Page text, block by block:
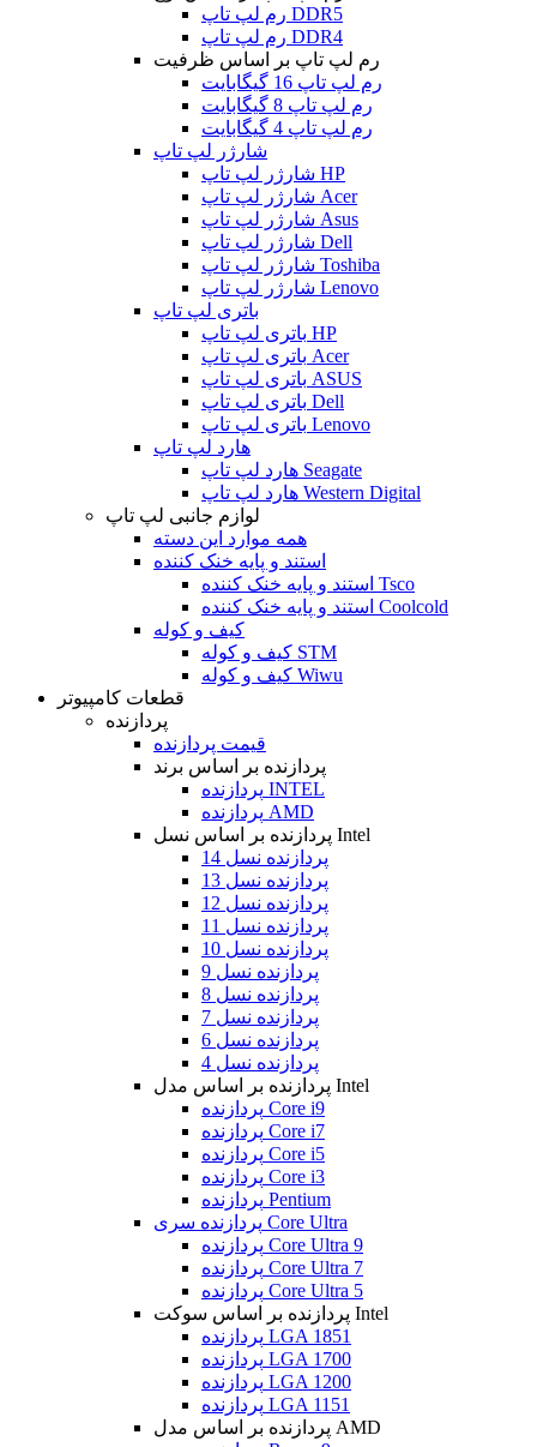
رم لپ تاپ DDR5
رم لپ تاپ DDR4
رم لپ تاپ بر اساس ظرفیت
رم لپ تاپ 16 گیگابایت
رم لپ تاپ 8 گیگابایت
رم لپ تاپ 4 گیگابایت
شارژر لپ تاپ
شارژر لپ تاپ HP
شارژر لپ تاپ Acer
شارژر لپ تاپ Asus
شارژر لپ تاپ Dell
شارژر لپ تاپ Toshiba
شارژر لپ تاپ Lenovo
باتری لپ تاپ
باتری لپ تاپ HP
باتری لپ تاپ Acer
باتری لپ تاپ ASUS
باتری لپ تاپ Dell
باتری لپ تاپ Lenovo
هارد لپ تاپ
هارد لپ تاپ Seagate
هارد لپ تاپ Western Digital
لوازم جانبی لپ تاپ
همه موارد این دسته
استند و پایه خنک کننده
استند و پایه خنک کننده Tsco
استند و پایه خنک کننده Coolcold
کیف و کوله
کیف و کوله STM
کیف و کوله Wiwu
قطعات کامپیوتر
پردازنده
قیمت پردازنده
پردازنده بر اساس برند
پردازنده INTEL
پردازنده AMD
پردازنده بر اساس نسل Intel
پردازنده نسل 14
پردازنده نسل 13
پردازنده نسل 12
پردازنده نسل 11
پردازنده نسل 10
پردازنده نسل 9
پردازنده نسل 8
پردازنده نسل 7
پردازنده نسل 6
پردازنده نسل 4
پردازنده بر اساس مدل Intel
پردازنده Core i9
پردازنده Core i7
پردازنده Core i5
پردازنده Core i3
پردازنده Pentium
پردازنده سری Core Ultra
پردازنده Core Ultra 9
پردازنده Core Ultra 7
پردازنده Core Ultra 5
پردازنده بر اساس سوکت Intel
پردازنده LGA 1851
پردازنده LGA 1700
پردازنده LGA 1200
پردازنده LGA 1151
پردازنده بر اساس مدل AMD